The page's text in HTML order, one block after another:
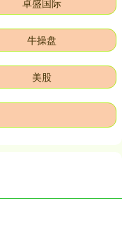
牛操盘
美股